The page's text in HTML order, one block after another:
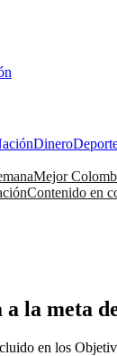
Dinero
Mejor
Contenido en
a la meta
en los